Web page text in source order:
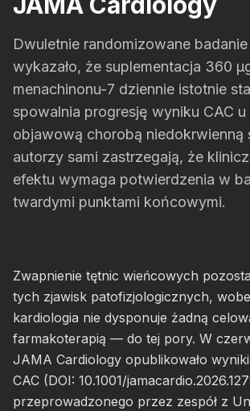
Dwuletnie randomizowane
wykazało, że suplementacja 360
menachinonu-7 dziennie istotnie
spowalnia progresję wyniku CAC
objawową chorobą niedokrwienną
autorzy sami zastrzegają, że
efektu wymaga potwierdzenia w
twardymi punktami końcowymi.
Zwapnienie tętnic wieńcowych
tych zjawisk patofizjologicznych,
kardiologia nie dysponuje żadną
farmakoterapią — do tej pory. W
JAMA Cardiology opublikowało
CAC (DOI: 10.1001/
przeprowadzonego przez zespół z